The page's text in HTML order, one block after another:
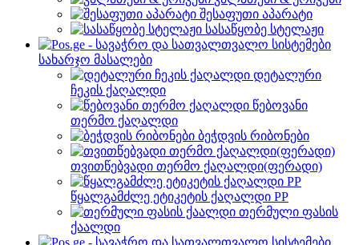
შესაფუთი აპარატი
სასაწყობე სტელაჟი
სახარჯო მასალები
დეტალური
ჩეკის ქაღალდი
წებოვანი
თერმო ქაღალდი
ბეჭდვის რიბონები
თვითწებვადი თერმო ქაღალდი(ფერადი)
წყალგამძლე ეტიკეტის ქაღალდი PP
თერმული ფასის
ქაალდი